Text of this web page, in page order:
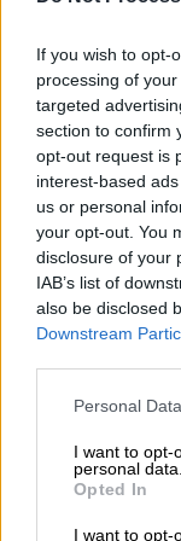
If you wish to opt-
processing of
targeted
section to confirm
opt-out request is
interest-based
us or personal
your opt-out. You
disclosure of your
IAB’s list of
also be disclosed
Downstream
Please note that
not limited to
grant or deny
use your data for
consent section.
Personal
I want to opt-
personal data.
Opted In
I want to opt-
τηςενιαίας
έλεγχος της
πρωινών
περίπτωση
πρωινών
άδεια από
Τα δύο
Ωστόσο, δεν
που μπορεί
κίνδυνος
με βάση και
ζητούνται
τους